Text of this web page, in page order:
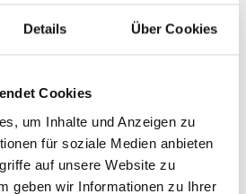
Details Über Cookies
Cookies
um Inhalte und Anzeigen zu
für soziale Medien anbieten
auf unsere Website zu
geben wir Informationen zu Ihrer
Anschluss Spar-Set
lieferbar 11.08-13.08.